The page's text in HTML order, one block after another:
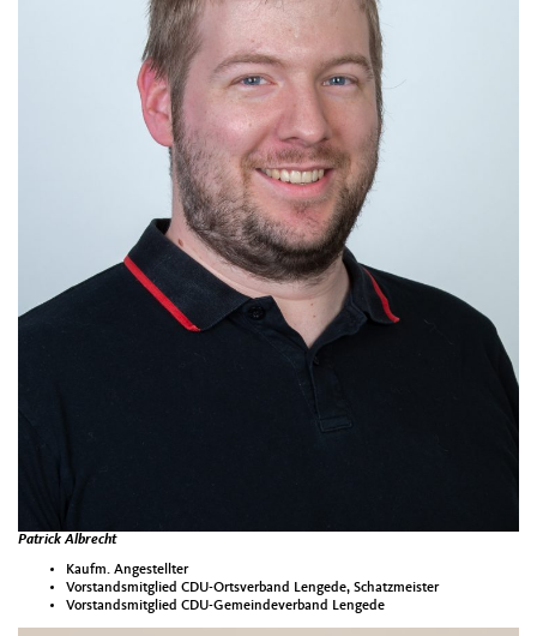
Patrick Albrecht
Kaufm. Angestellter
Vorstandsmitglied CDU-Ortsverband Lengede, Schatzmeister
Vorstandsmitglied CDU-Gemeindeverband Lengede